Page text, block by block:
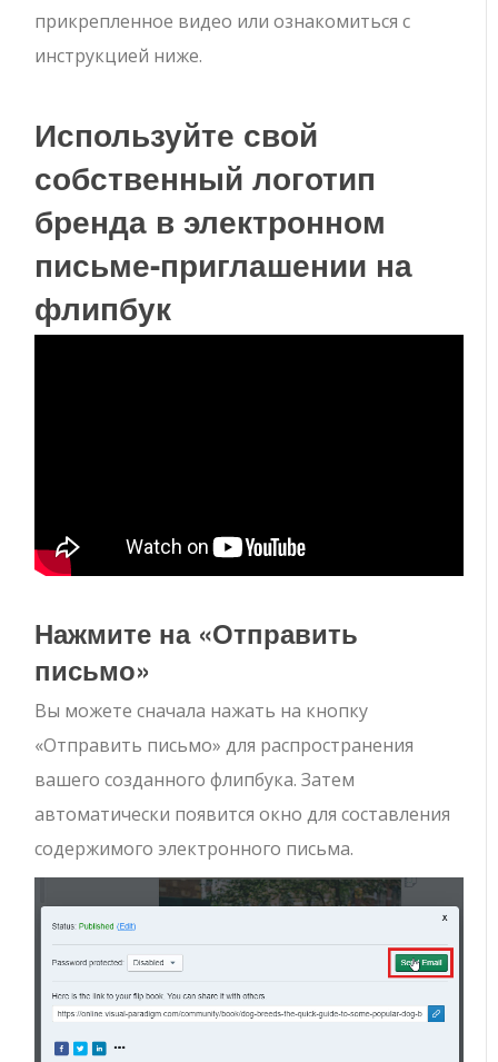
прикрепленное видео или ознакомиться с
инструкцией ниже.
Используйте свой
собственный логотип
бренда в электронном
письме-приглашении на
флипбук
Нажмите на «Отправить
письмо»
Вы можете сначала нажать на кнопку
«Отправить письмо» для распространения
вашего созданного флипбука. Затем
автоматически появится окно для составления
содержимого электронного письма.